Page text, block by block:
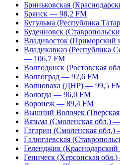
Бриньковская
Брянск — 98,2 FM
Бугульма (Республика
Буденновск
Владивосток
Владикавказ (Республика
— 106,7 FM
Волгодонск (Ростовская
Волгоград — 92,6 FM
Волноваха (ДНР) — 99,5
Вологда — 96,0 FM
Воронеж — 89,4 FM
Вышний Волочек
Вязьма (Смоленская обл.)
Гагарин (Смоленская
Галюгаевская
Геленджик
Геническ (Херсонская